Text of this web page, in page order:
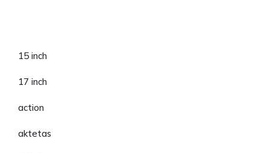
15 inch
17 inch
action
aktetas